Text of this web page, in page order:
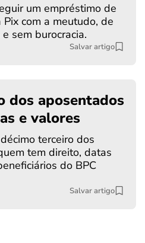
um empréstimo de
com a meutudo, de
sem burocracia.
Salvar artigo
dos aposentados
e valores
terceiro dos
tem direito, datas
do BPC
Salvar artigo